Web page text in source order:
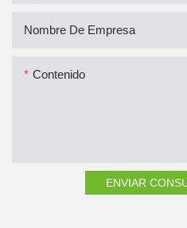
Nombre De Empresa
Contenido
ENVIAR